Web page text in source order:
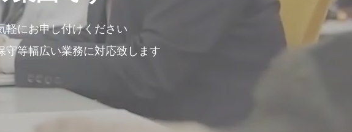
軽にお申し付けください
守等幅広い業務に対応致します